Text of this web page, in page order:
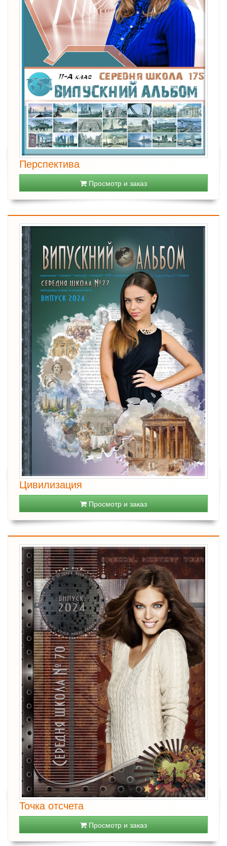
Перспектива
Просмотр и заказ
Цивилизация
Просмотр и заказ
Точка отсчета
Просмотр и заказ